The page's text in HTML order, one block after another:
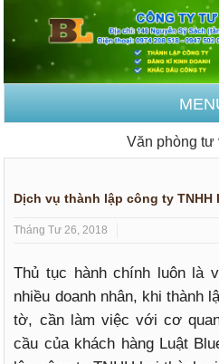
Văn phòng tư
Dịch vụ thành lập công ty
Tháng Tư 26, 2018
Thủ tục hành chính luôn là
nhiều doanh nhân, khi thành
tờ, cần làm việc với cơ
cầu của khách hàng Luật